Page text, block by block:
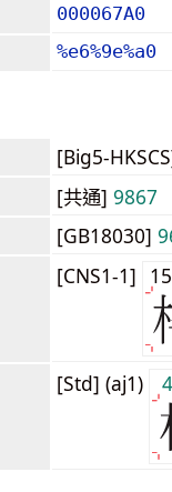
000067A0
%e6%9e%a0
[Big5-
[共通] 9867
[GB18030]
[CNS1-1]
[Std] (aj1)